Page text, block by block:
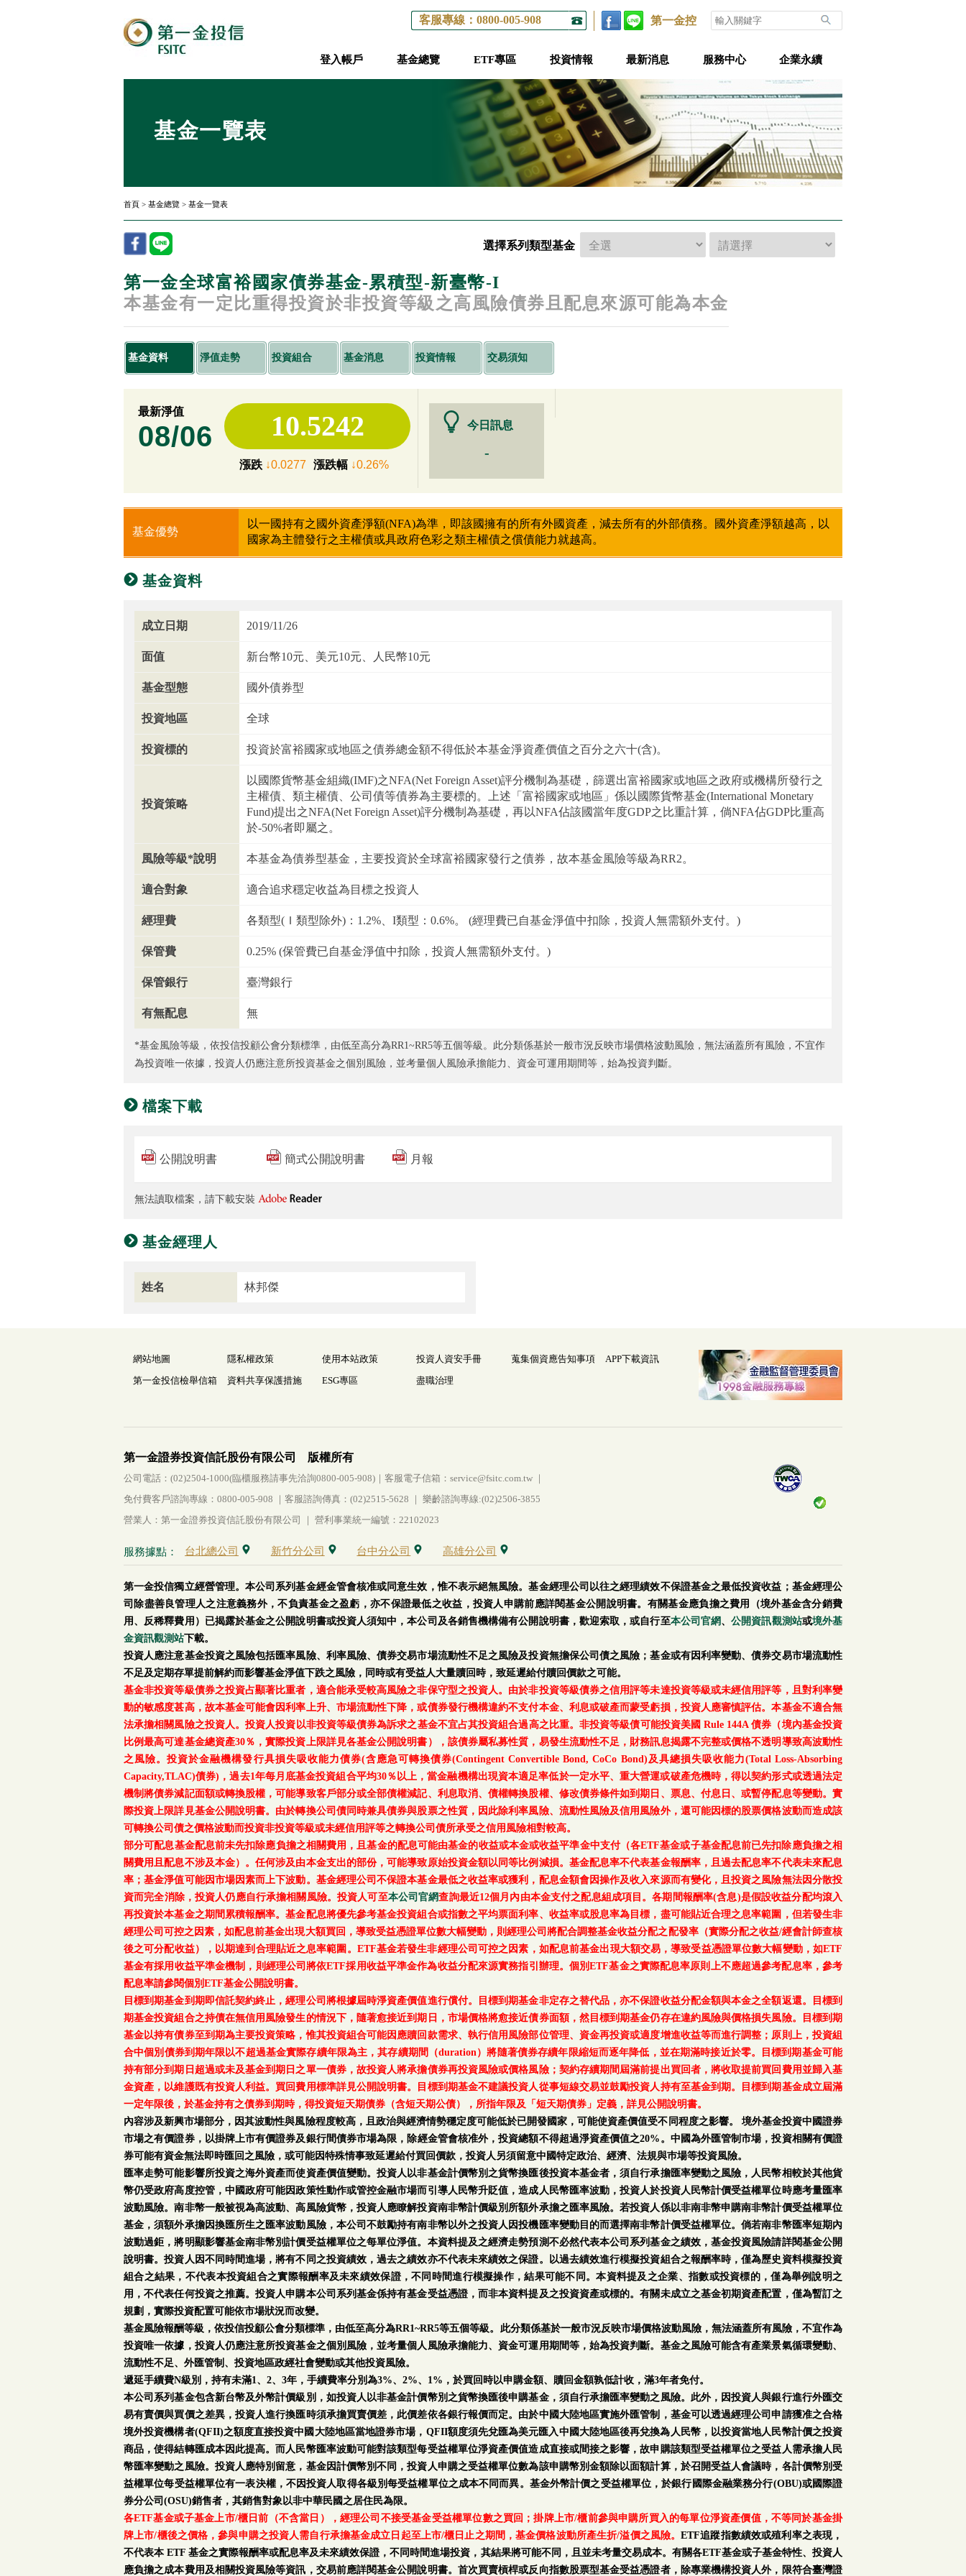
第一金控
客服專線：0800-005-908
登入帳戶 基金總覽 ETF專區 投資情報 最新消息 服務中心 企業永續
基金一覽表
首頁 > 基金總覽 > 基金一覽表
選擇系列類型基金
第一金全球富裕國家債券基金-累積型-新臺幣-I
本基金有一定比重得投資於非投資等級之高風險債券且配息來源可能為本金
基金資料 淨值走勢 投資組合 基金消息 投資情報 交易須知
最新淨值
08/06 10.5242
漲跌↓0.0277 漲跌幅↓0.26%
今日訊息
-
基金優勢
以一國持有之國外資產淨額(NFA)為準，即該國擁有的所有外國資產，減去所有的外部債務。國外資產淨額越高，以
國家為主體發行之主權債或具政府色彩之類主權債之償債能力就越高。
基金資料
成立日期 2019/11/26
面值 新台幣10元、美元10元、人民幣10元
基金型態 國外債券型
投資地區 全球
投資標的 投資於富裕國家或地區之債券總金額不得低於本基金淨資產價值之百分之六十(含)。
投資策略
以國際貨幣基金組織(IMF)之NFA(Net Foreign Asset)評分機制為基礎，篩選出富裕國家或地區之政府或機構所發行之
主權債、類主權債、公司債等債券為主要標的。上述「富裕國家或地區」係以國際貨幣基金(International Monetary
Fund)提出之NFA(Net Foreign Asset)評分機制為基礎，再以NFA佔該國當年度GDP之比重計算，倘NFA佔GDP比重高
於-50%者即屬之。
風險等級*說明 本基金為債券型基金，主要投資於全球富裕國家發行之債券，故本基金風險等級為RR2。
適合對象 適合追求穩定收益為目標之投資人
經理費 各類型(Ｉ類型除外)：1.2%、I類型：0.6%。 (經理費已自基金淨值中扣除，投資人無需額外支付。)
保管費 0.25% (保管費已自基金淨值中扣除，投資人無需額外支付。)
保管銀行 臺灣銀行
有無配息 無
*基金風險等級，依投信投顧公會分類標準，由低至高分為RR1~RR5等五個等級。此分類係基於一般市況反映市場價格波動風險，無法涵蓋所有風險，不宜作
為投資唯一依據，投資人仍應注意所投資基金之個別風險，並考量個人風險承擔能力、資金可運用期間等，始為投資判斷。
檔案下載
公開說明書 簡式公開說明書 月報
無法讀取檔案，請下載安裝
基金經理人
姓名 林邦傑
網站地圖 隱私權政策 使用本站政策 投資人資安手冊 蒐集個資應告知事項
APP下載資訊
第一金投信檢舉信箱
資料共享保護措施 ESG專區 盡職治理
第一金證券投資信託股份有限公司 版權所有
公司電話：(02)2504-1000(臨櫃服務請事先洽詢0800-005-908)｜客服電子信箱：service@fsitc.com.tw ｜
免付費客戶諮詢專線：0800-005-908 ｜客服諮詢傳真：(02)2515-5628 ｜ 樂齡諮詢專線:(02)2506-3855
營業人：第一金證券投資信託股份有限公司 ｜ 營利事業統一編號：22102023
服務據點： 台北總公司 新竹分公司 台中分公司 高雄分公司
第一金投信獨立經營管理。本公司系列基金經金管會核准或同意生效，惟不表示絕無風險。基金經理公司以往之經理績效不保證基金之最低投資收益；基金經理公
司除盡善良管理人之注意義務外，不負責基金之盈虧，亦不保證最低之收益，投資人申購前應詳閱基金公開說明書。有關基金應負擔之費用（境外基金含分銷費
用、反稀釋費用）已揭露於基金之公開說明書或投資人須知中，本公司及各銷售機構備有公開說明書，歡迎索取，或自行至本公司官網、公開資訊觀測站或境外基
金資訊觀測站下載。
投資人應注意基金投資之風險包括匯率風險、利率風險、債券交易市場流動性不足之風險及投資無擔保公司債之風險；基金或有因利率變動、債券交易市場流動性
不足及定期存單提前解約而影響基金淨值下跌之風險，同時或有受益人大量贖回時，致延遲給付贖回價款之可能。
基金非投資等級債券之投資占顯著比重者，適合能承受較高風險之非保守型之投資人。由於非投資等級債券之信用評等未達投資等級或未經信用評等，且對利率變
動的敏感度甚高，故本基金可能會因利率上升、市場流動性下降，或債券發行機構違約不支付本金、利息或破產而蒙受虧損，投資人應審慎評估。本基金不適合無
法承擔相關風險之投資人。投資人投資以非投資等級債券為訴求之基金不宜占其投資組合過高之比重。非投資等級債可能投資美國 Rule 144A 債券（境內基金投資
比例最高可達基金總資產30％，實際投資上限詳見各基金公開說明書），該債券屬私募性質，易發生流動性不足，財務訊息揭露不完整或價格不透明導致高波動性
之風險。投資於金融機構發行具損失吸收能力債券(含應急可轉換債券(Contingent Convertible Bond, CoCo Bond)及具總損失吸收能力(Total Loss-Absorbing
Capacity,TLAC)債券)，過去1年每月底基金投資組合平均30％以上，當金融機構出現資本適足率低於一定水平、重大營運或破產危機時，得以契約形式或透過法定
機制將債券減記面額或轉換股權，可能導致客戶部分或全部債權減記、利息取消、債權轉換股權、修改債券條件如到期日、票息、付息日、或暫停配息等變動。實
際投資上限詳見基金公開說明書。由於轉換公司債同時兼具債券與股票之性質，因此除利率風險、流動性風險及信用風險外，還可能因標的股票價格波動而造成該
可轉換公司債之價格波動而投資非投資等級或未經信用評等之轉換公司債所承受之信用風險相對較高。
部分可配息基金配息前未先扣除應負擔之相關費用，且基金的配息可能由基金的收益或本金或收益平準金中支付（各ETF基金或子基金配息前已先扣除應負擔之相
關費用且配息不涉及本金）。任何涉及由本金支出的部份，可能導致原始投資金額以同等比例減損。基金配息率不代表基金報酬率，且過去配息率不代表未來配息
率；基金淨值可能因市場因素而上下波動。基金經理公司不保證本基金最低之收益率或獲利，配息金額會因操作及收入來源而有變化，且投資之風險無法因分散投
資而完全消除，投資人仍應自行承擔相關風險。投資人可至本公司官網查詢最近12個月內由本金支付之配息組成項目。各期間報酬率(含息)是假設收益分配均滾入
再投資於本基金之期間累積報酬率。基金配息將優先參考基金投資組合或指數之平均票面利率、收益率或股息率為目標，盡可能貼近合理之息率範圍，但若發生非
經理公司可控之因素，如配息前基金出現大額買回，導致受益憑證單位數大幅變動，則經理公司將配合調整基金收益分配之配發率（實際分配之收益/經會計師查核
後之可分配收益），以期達到合理貼近之息率範圍。ETF基金若發生非經理公司可控之因素，如配息前基金出現大額交易，導致受益憑證單位數大幅變動，如ETF
基金有採用收益平準金機制，則經理公司將依ETF採用收益平準金作為收益分配來源實務指引辦理。個別ETF基金之實際配息率原則上不應超過參考配息率，參考
配息率請參閱個別ETF基金公開說明書。
目標到期基金到期即信託契約終止，經理公司將根據屆時淨資產價值進行償付。目標到期基金非定存之替代品，亦不保證收益分配金額與本金之全額返還。目標到
期基金投資組合之持債在無信用風險發生的情況下，隨著愈接近到期日，市場價格將愈接近債券面額，然目標到期基金仍存在違約風險與價格損失風險。目標到期
基金以持有債券至到期為主要投資策略，惟其投資組合可能因應贖回款需求、執行信用風險部位管理、資金再投資或適度增進收益等而進行調整；原則上，投資組
合中個別債券到期年限以不超過基金實際存續年限為主，其存續期間（duration）將隨著債券存續年限縮短而逐年降低，並在期滿時接近於零。目標到期基金可能
持有部分到期日超過或未及基金到期日之單一債券，故投資人將承擔債券再投資風險或價格風險；契約存續期間屆滿前提出買回者，將收取提前買回費用並歸入基
金資產，以維護既有投資人利益。買回費用標準詳見公開說明書。目標到期基金不建議投資人從事短線交易並鼓勵投資人持有至基金到期。目標到期基金成立屆滿
一定年限後，於基金持有之債券到期時，得投資短天期債券（含短天期公債），所指年限及「短天期債券」定義，詳見公開說明書。
內容涉及新興市場部分，因其波動性與風險程度較高，且政治與經濟情勢穩定度可能低於已開發國家，可能使資產價值受不同程度之影響。 境外基金投資中國證券
市場之有價證券，以掛牌上市有價證券及銀行間債券市場為限，除經金管會核准外，投資總額不得超過淨資產價值之20%。中國為外匯管制市場，投資相關有價證
券可能有資金無法即時匯回之風險，或可能因特殊情事致延遲給付買回價款，投資人另須留意中國特定政治、經濟、法規與巿場等投資風險。
匯率走勢可能影響所投資之海外資產而使資產價值變動。投資人以非基金計價幣別之貨幣換匯後投資本基金者，須自行承擔匯率變動之風險，人民幣相較於其他貨
幣仍受政府高度控管，中國政府可能因政策性動作或管控金融市場而引導人民幣升貶值，造成人民幣匯率波動，投資人於投資人民幣計價受益權單位時應考量匯率
波動風險。南非幣一般被視為高波動、高風險貨幣，投資人應瞭解投資南非幣計價級別所額外承擔之匯率風險。若投資人係以非南非幣申購南非幣計價受益權單位
基金，須額外承擔因換匯所生之匯率波動風險，本公司不鼓勵持有南非幣以外之投資人因投機匯率變動目的而選擇南非幣計價受益權單位。倘若南非幣匯率短期內
波動過鉅，將明顯影響基金南非幣別計價受益權單位之每單位淨值。本資料提及之經濟走勢預測不必然代表本公司系列基金之績效，基金投資風險請詳閱基金公開
說明書。投資人因不同時間進場，將有不同之投資績效，過去之績效亦不代表未來績效之保證。以過去績效進行模擬投資組合之報酬率時，僅為歷史資料模擬投資
組合之結果，不代表本投資組合之實際報酬率及未來績效保證，不同時間進行模擬操作，結果可能不同。本資料提及之企業、指數或投資標的，僅為舉例說明之
用，不代表任何投資之推薦。投資人申購本公司系列基金係持有基金受益憑證，而非本資料提及之投資資產或標的。有關未成立之基金初期資產配置，僅為暫訂之
規劃，實際投資配置可能依市場狀況而改變。
基金風險報酬等級，依投信投顧公會分類標準，由低至高分為RR1~RR5等五個等級。此分類係基於一般市況反映市場價格波動風險，無法涵蓋所有風險，不宜作為
投資唯一依據，投資人仍應注意所投資基金之個別風險，並考量個人風險承擔能力、資金可運用期間等，始為投資判斷。基金之風險可能含有產業景氣循環變動、
流動性不足、外匯管制、投資地區政經社會變動或其他投資風險。
遞延手續費N級別，持有未滿1、2、3年，手續費率分別為3%、2%、1%，於買回時以申購金額、贖回金額孰低計收，滿3年者免付。
本公司系列基金包含新台幣及外幣計價級別，如投資人以非基金計價幣別之貨幣換匯後申購基金，須自行承擔匯率變動之風險。此外，因投資人與銀行進行外匯交
易有賣價與買價之差異，投資人進行換匯時須承擔買賣價差，此價差依各銀行報價而定。由於中國大陸地區實施外匯管制，基金可以透過經理公司申請獲准之合格
境外投資機構者(QFII)之額度直接投資中國大陸地區當地證券市場，QFII額度須先兌匯為美元匯入中國大陸地區後再兌換為人民幣，以投資當地人民幣計價之投資
商品，使得結轉匯成本因此提高。而人民幣匯率波動可能對該類型每受益權單位淨資產價值造成直接或間接之影響，故申購該類型受益權單位之受益人需承擔人民
幣匯率變動之風險。投資人應特別留意，基金因計價幣別不同，投資人申購之受益權單位數為該申購幣別金額除以面額計算，於召開受益人會議時，各計價幣別受
益權單位每受益權單位有一表決權，不因投資人取得各級別每受益權單位之成本不同而異。基金外幣計價之受益權單位，於銀行國際金融業務分行(OBU)或國際證
券分公司(OSU)銷售者，其銷售對象以非中華民國之居住民為限。
各ETF基金或子基金上市/櫃日前（不含當日），經理公司不接受基金受益權單位數之買回；掛牌上市/櫃前參與申購所買入的每單位淨資產價值，不等同於基金掛
牌上市/櫃後之價格，參與申購之投資人需自行承擔基金成立日起至上市/櫃日止之期間，基金價格波動所產生折/溢價之風險。ETF追蹤指數績效或殖利率之表現，
不代表本 ETF 基金之實際報酬率或配息率及未來績效保證，不同時間進場投資，其結果將可能不同，且並未考量交易成本。有關各ETF基金或子基金特性、投資人
應負擔之成本費用及相關投資風險等資訊，交易前應詳閱基金公開說明書。首次買賣槓桿或反向指數股票型基金受益憑證者，除專業機構投資人外，限符合臺灣證